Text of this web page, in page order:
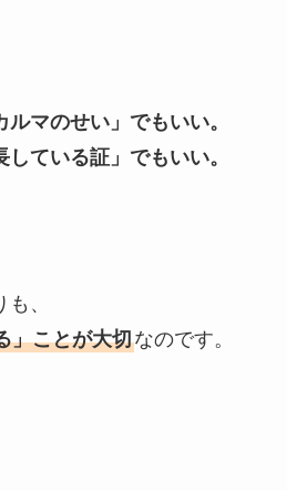
ルマのせい」でもいい。
している証」でもいい。
、
」ことが大切なのです。